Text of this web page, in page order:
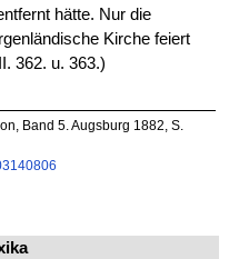
hätte. Nur die
Kirche feiert
362. u. 363.)
Band 5. Augsburg 1882, S.